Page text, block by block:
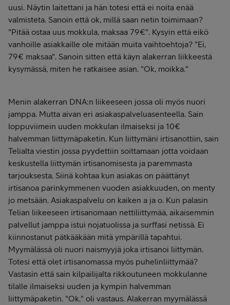
uusi. Näytin laitettani ja hän totesi että ei noita enää
valmisteta. Sanoin että ok, millä saan netin toimimaan?
"Pitää ostaa uus mokkula, maksaa 79€". Kysyin että eikö
vanhoille asiakkaille ole mitään muita vaihtoehtoja? "Ei,
79€ maksaa". Sanoin sitten että käyn alakerran liikkeestä
kysymässä, miten he ratkaisee asian. "Ok, moikka."
Menin alakerran DNA:n liikeeseen jossa oli myös nuori
jamppa. Mutta aivan eri asiakaspalveluasenteella. Sain
loppuviimein uuden mokkulan ilmaiseksi ja 10€
halvemman liittymäpaketin. Kun liittymäni irtisanottiin, sain
Telialta viestin jossa pyydettiin soittamaan jotta voidaan
keskustella liittymän irtisanomisesta ja paremmasta
tarjouksesta. Siinä kohtaa kun asiakas on päättänyt
irtisanoa parinkymmenen vuoden asiakkuuden, on menty
jo metsään. Asiakaspalvelu on kaiken a ja o. Kun palasin
Telian liikeeseen irtisanomaan nettiliittymää, aikaisemmin
palvellut jamppa istui nojatuolissa ja surffasi netissä. Ei
kiinnostanut pätkääkään mitä ympärillä tapahtui.
Myymälässä oli nuori naismyyjä joka irtisanoi liittymän.
Totesi että olet irtisanomassa myös puhelinliittymää?
Vastasin että sain kilpailijalta rikkoutuneen mokkulanne
tilalle ilmaiseksi uuden ja kympin halvemman
liittymäpaketin. "Ok." oli vastaus. Alakerran myymälässä